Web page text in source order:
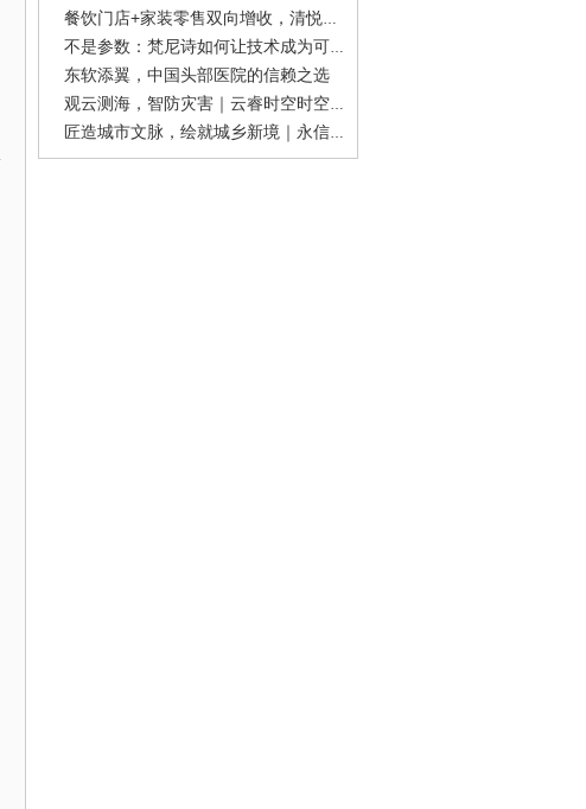
餐饮门店+家装零售双向增收，清悦家全国合伙人
不是参数：梵尼诗如何让技术成为可感知的体验
东软添翼，中国头部医院的信赖之选
观云测海，智防灾害｜云睿时空时空大数据，筑
匠造城市文脉，绘就城乡新境｜永信和瑞规划设